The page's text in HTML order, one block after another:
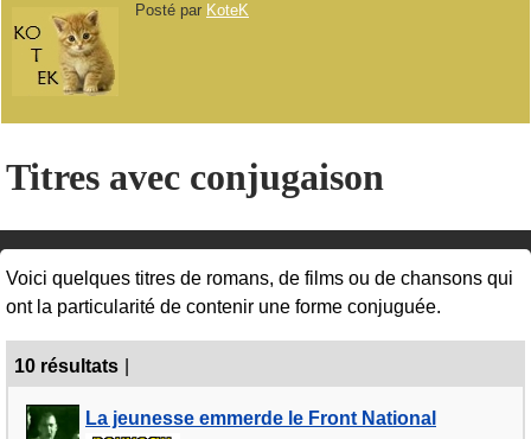
Posté par KoteK
Titres avec conjugaison
Voici quelques titres de romans, de films ou de chansons qui
ont la particularité de contenir une forme conjuguée.
10 résultats
La jeunesse emmerde le Front National